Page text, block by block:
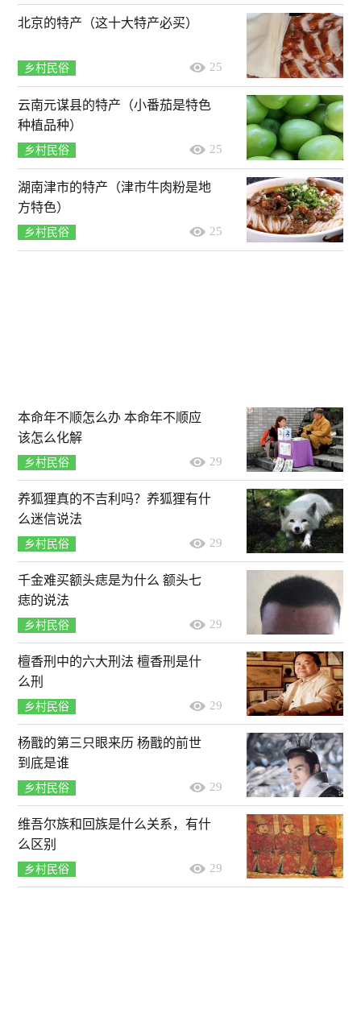
北京的特产（这十大特产必买）
乡村民俗 25
云南元谋县的特产（小番茄是特色
种植品种）
乡村民俗 25
湖南津市的特产（津市牛肉粉是地
方特色）
乡村民俗 25
本命年不顺怎么办 本命年不顺应
该怎么化解
乡村民俗 29
养狐狸真的不吉利吗？养狐狸有什
么迷信说法
乡村民俗 29
千金难买额头痣是为什么 额头七
痣的说法
乡村民俗 29
檀香刑中的六大刑法 檀香刑是什
么刑
乡村民俗 29
杨戬的第三只眼来历 杨戬的前世
到底是谁
乡村民俗 29
维吾尔族和回族是什么关系，有什
么区别
乡村民俗 29